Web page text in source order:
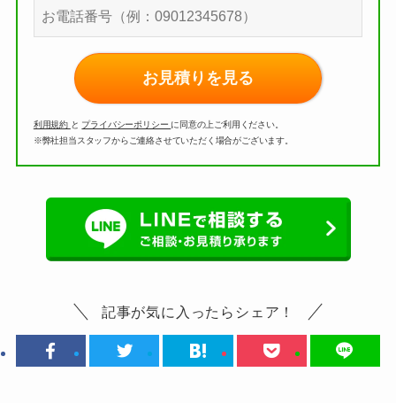
お見積りを見る
利用規約 と プライバシーポリシー に同意の上ご利用ください。
※弊社担当スタッフからご連絡させていただく場合がございます。
記事が気に入ったらシェア！